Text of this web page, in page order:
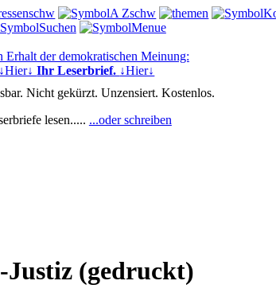
Erhalt der demokratischen Meinung:
↓Hier↓Ihr Leserbrief. ↓Hier↓
Nicht gekürzt. Unzensiert. Kostenlos.
lesen..... ...oder schreiben
Justiz (gedruckt)